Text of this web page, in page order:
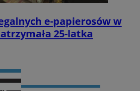
e-papierosów w
25-latka